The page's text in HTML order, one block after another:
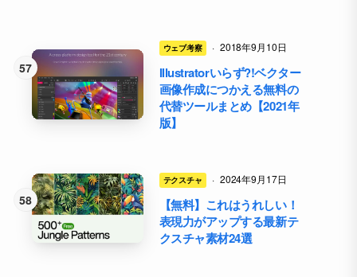
ウェブ考察 · 2018年9月10日
Illustratorいらず?!ベクター
画像作成につかえる無料の
代替ツールまとめ【2021年
版】
テクスチャ · 2024年9月17日
【無料】これはうれしい！
表現力がアップする最新テ
クスチャ素材24選